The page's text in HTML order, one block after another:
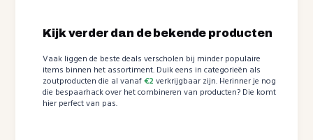
Kijk verder dan de bekende producten
Vaak liggen de beste deals verscholen bij minder populaire
items binnen het assortiment. Duik eens in categorieën als
zoutproducten die al vanaf€2 verkrijgbaar zijn. Herinner je nog
die bespaarhack over het combineren van producten? Die komt
hier perfect van pas.